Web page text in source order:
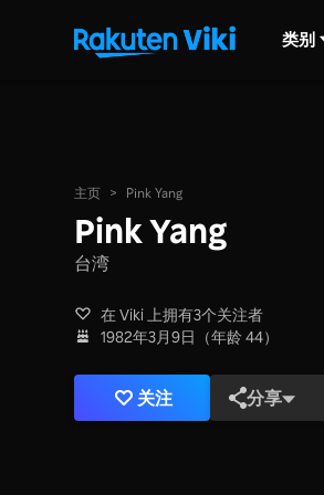
类别
主页 > Pink Yang
Pink Yang
台湾
在 Viki 上拥有3个关注者
1982年3月9日（年龄 44）
关注 分享